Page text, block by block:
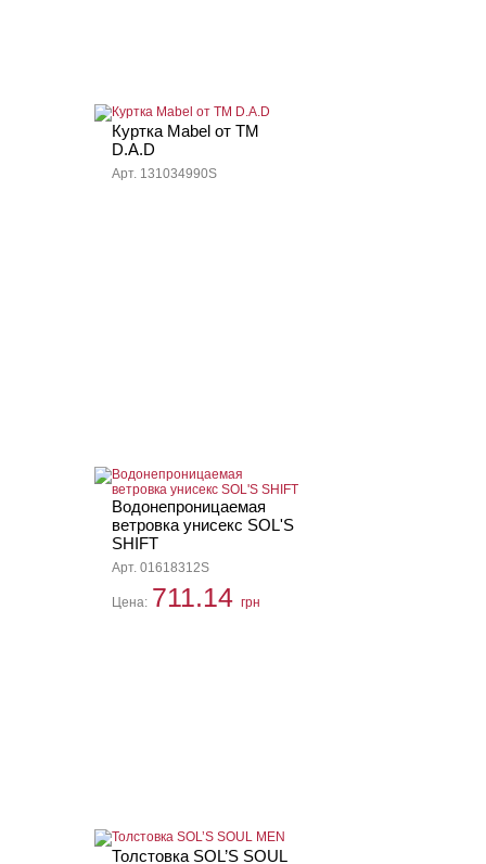
Куртка Mabel от ТМ
D.A.D
Арт. 131034990S
Водонепроницаемая
ветровка унисекс SOL'S
SHIFT
Арт. 01618312S
Цена: 711.14 грн
Толстовка SOL’S SOUL